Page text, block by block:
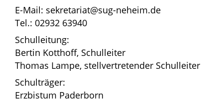
E-Mail: sekretariat@sug-neheim.de
Tel.: 02932 63940
Schulleitung:
Bertin Kotthoff, Schulleiter
Thomas Lampe, stellvertretender Schulleiter
Schulträger:
Erzbistum Paderborn